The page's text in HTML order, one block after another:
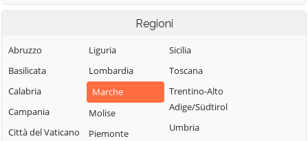
Frontone
Gradara
Montefelcino
Pergola
Pesaro
Tavullia
Urbania
Urbino
Vallefoglia
Regioni
Abruzzo
Basilicata
Calabria
Campania
Città del Vaticano
Liguria
Lombardia
Marche
Molise
Piemonte
Sicilia
Toscana
Trentino-Alto
Adige/Südtirol
Umbria